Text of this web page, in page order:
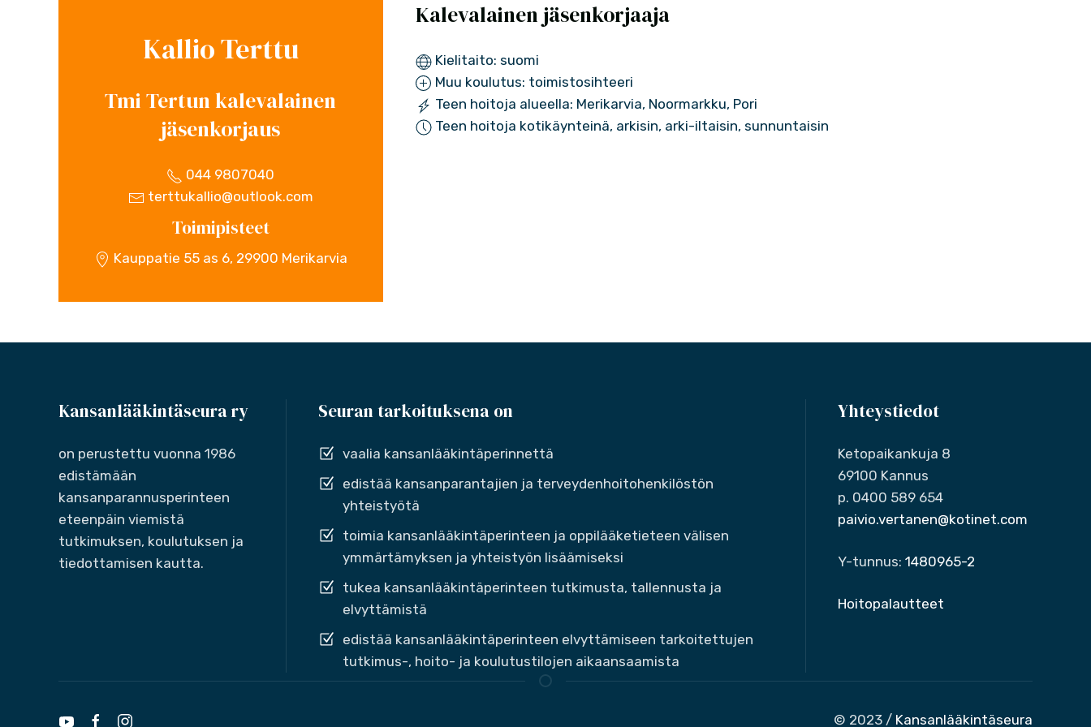
Kallio Terttu
Tmi Tertun kalevalainen
jäsenkorjaus
044 9807040
terttukallio@outlook.com
Toimipisteet
Kauppatie 55 as 6, 29900 Merikarvia
Kalevalainen jäsenkorjaaja
Kielitaito: suomi
Muu koulutus: toimistosihteeri
Teen hoitoja alueella: Merikarvia, Noormarkku, Pori
Teen hoitoja kotikäynteinä, arkisin, arki-iltaisin, sunnuntaisin
Kansanlääkintäseura ry
on perustettu vuonna 1986
edistämään
kansanparannusperinteen
eteenpäin viemistä
tutkimuksen, koulutuksen ja
tiedottamisen kautta.
Seuran tarkoituksena on
vaalia kansanlääkintäperinnettä
edistää kansanparantajien ja terveydenhoitohenkilöstön
yhteistyötä
toimia kansanlääkintäperinteen ja oppilääketieteen välisen
ymmärtämyksen ja yhteistyön lisäämiseksi
tukea kansanlääkintäperinteen tutkimusta, tallennusta ja
elvyttämistä
edistää kansanlääkintäperinteen elvyttämiseen tarkoitettujen
tutkimus-, hoito- ja koulutustilojen aikaansaamista
Yhteystiedot
Ketopaikankuja 8
69100 Kannus
p. 0400 589 654
paivio.vertanen@kotinet.com
Y-tunnus: 1480965-2
Hoitopalautteet
© 2023 / Kansanlääkintäseura